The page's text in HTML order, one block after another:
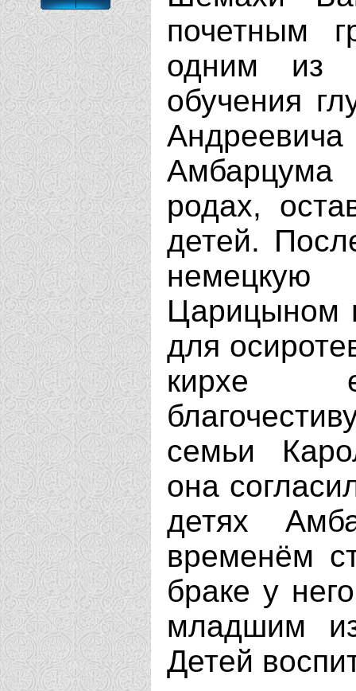
почетным
одним из
обучения
родах,
детей.
Царицыном
для
кирхе
семьи
она
детях
временём
браке у
младшим
Детей